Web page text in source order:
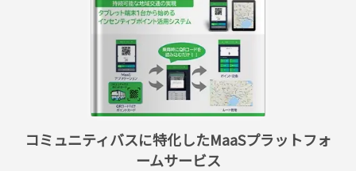
コミュニティバスに特化したMaaSプラットフォ
ームサービス